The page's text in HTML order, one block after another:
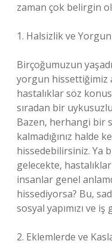
zaman çok belirgin
1. Halsizlik ve
Birçoğumuzun
yorgun hissettiğimiz
hastalıklar söz
sıradan bir
Bazen, herhangi bir
kalmadığınız halde
hissedebilirsiniz. Ya
gelecekte,
insanlar genel
hissediyorsa? Bu,
sosyal yapımızı ve
2. Eklemlerde ve